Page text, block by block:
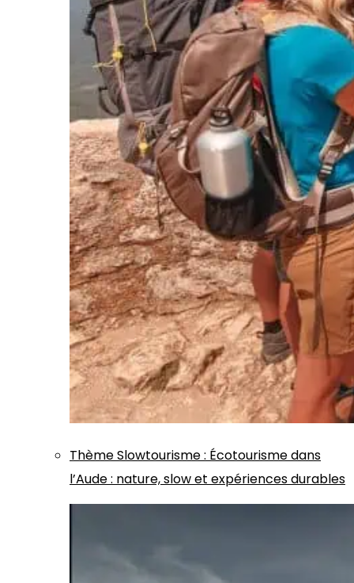
ThèmeSlowtourisme: Écotourisme dans
l’Aude : nature, slow et expériences durables